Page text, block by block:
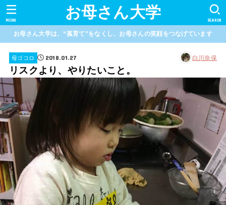
お母さん大学 SEARCH
MENU
お母さん大学は、“孤育て”をなくし、お母さんの笑顔をつなげています
母ゴコロ 2018.01.27 白川奈保
リスクより、やりたいこと。